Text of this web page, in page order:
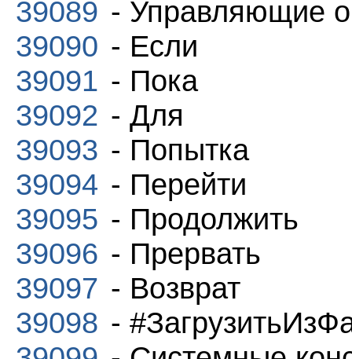
39089 - Управляющие
39090 - Если
39091 - Пока
39092 - Для
39093 - Попытка
39094 - Перейти
39095 - Продолжить
39096 - Прервать
39097 - Возврат
39098 -